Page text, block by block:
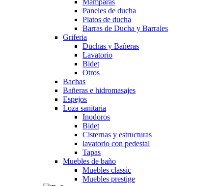
Mamparas
Paneles de ducha
Platos de ducha
Barras de Ducha y Barrales
Griferia
Duchas y Bañeras
Lavatorio
Bidet
Otros
Bachas
Bañeras e hidromasajes
Espejos
Loza sanitaria
Inodoros
Bidet
Cisternas y estructuras
lavatorio con pedestal
Tapas
Muebles de baño
Muebles classic
Muebles prestige